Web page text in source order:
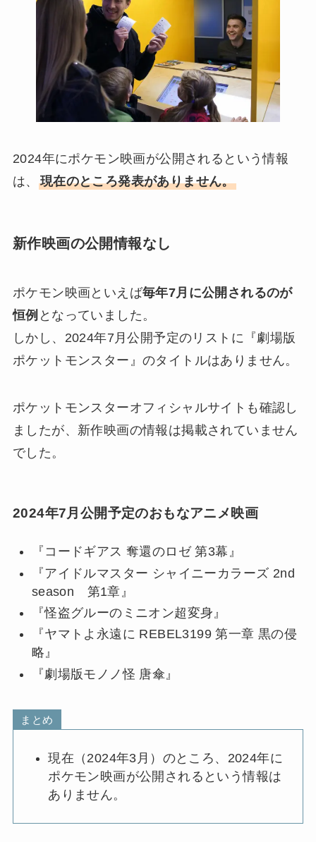
2024年にポケモン映画が公開されるという情報
は、 現在のところ発表がありません。
新作映画の公開情報なし
ポケモン映画といえば毎年7月に公開されるのが
恒例 となっていました。
しかし、2024年7月公開予定のリストに『劇場版
ポケットモンスター』のタイトルはありません。
ポケットモンスターオフィシャルサイトも確認し
ましたが、新作映画の情報は掲載されていません
でした。
2024年7月公開予定のおもなアニメ映画
『コードギアス 奪還のロゼ 第3幕』
『アイドルマスター シャイニーカラーズ 2nd
season 第1章』
『怪盗グルーのミニオン超変身』
『ヤマトよ永遠に REBEL3199 第一章 黒の侵
略』
『劇場版モノノ怪 唐傘』
まとめ
現在（2024年3月）のところ、2024年に
ポケモン映画が公開されるという情報は
ありません。